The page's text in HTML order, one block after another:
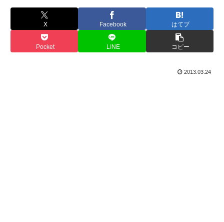
X Facebook はてブ
Pocket LINE コピー
2013.03.24